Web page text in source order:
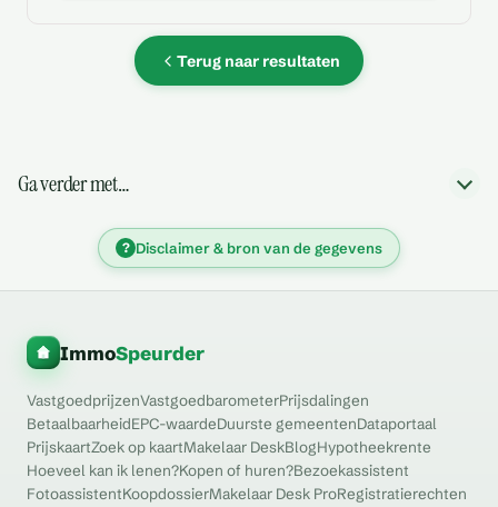
Terug naar resultaten
Ga verder met…
? Disclaimer & bron van de gegevens
ImmoSpeurder
VastgoedprijzenVastgoedbarometerPrijsdalingen
BetaalbaarheidEPC-waardeDuurste gemeentenDataportaal
PrijskaartZoek op kaartMakelaar DeskBlogHypotheekrente
Hoeveel kan ik lenen?Kopen of huren?Bezoekassistent
FotoassistentKoopdossierMakelaar Desk ProRegistratierechten